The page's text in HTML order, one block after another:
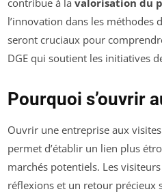
contribue à la valorisation du
l’innovation dans les méthodes
seront cruciaux pour
DGE qui soutient les initiatives
Pourquoi s’ouvrir
Ouvrir une entreprise aux
permet d’établir un lien plus
marchés potentiels. Les
réflexions et un retour précieux